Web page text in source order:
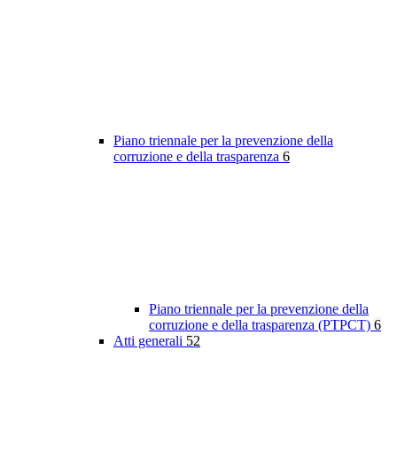
Piano triennale per la prevenzione della
corruzione e della trasparenza 6
Piano triennale per la prevenzione della
corruzione e della trasparenza (PTPCT) 6
Atti generali 52